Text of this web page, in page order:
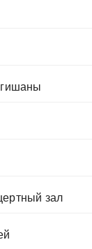
зал